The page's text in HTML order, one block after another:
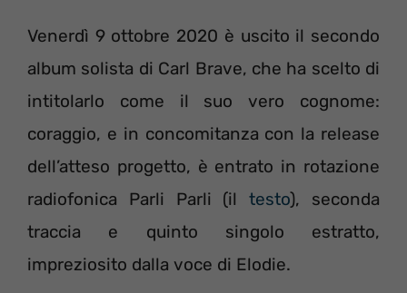
Venerdì 9 ottobre 2020 è uscito il secondo
album solista di Carl Brave, che ha scelto di
intitolarlo come il suo vero cognome:
coraggio, e in concomitanza con la release
dell’atteso progetto, è entrato in rotazione
radiofonica Parli Parli (iltesto), seconda
traccia e quinto singolo estratto,
impreziosito dalla voce di Elodie.